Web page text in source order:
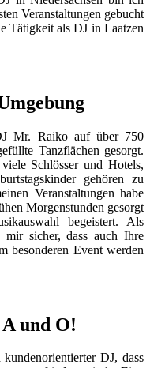
Veranstaltungen gebucht
Tätigkeit als DJ in Laatzen
Mr. Raiko auf über 750
Tanzflächen gesorgt.
Schlösser und Hotels,
gehören zu
Veranstaltungen habe
Morgenstunden gesorgt
begeistert. Als
sicher, dass auch Ihre
besonderen Event werden
und O!
DJ, dass